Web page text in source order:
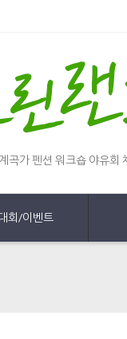
곡가 펜션 워크숍 야유회
회/이벤트